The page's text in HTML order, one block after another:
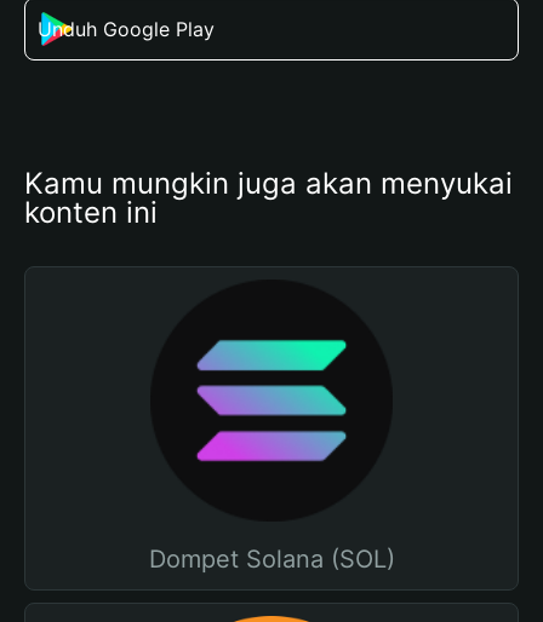
Unduh Google Play
Kamu mungkin juga akan menyukai
konten ini
Dompet Solana (SOL)